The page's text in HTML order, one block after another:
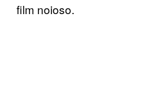
film noioso.